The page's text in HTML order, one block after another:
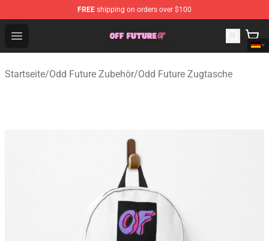
FREE shipping on orders over $100
Open menu
Odd Future Store - Official Odd Future Merchandise Shop
Startseite/Odd Future Zubehör/Odd Future Zugtasche